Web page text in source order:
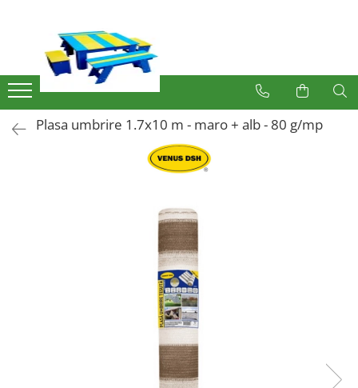
Produse
Mobilier Exterior
Articole pentru gradina
Atomizoare
Plasa umbrire 1.7x10 m - maro + alb - 80 g/mp